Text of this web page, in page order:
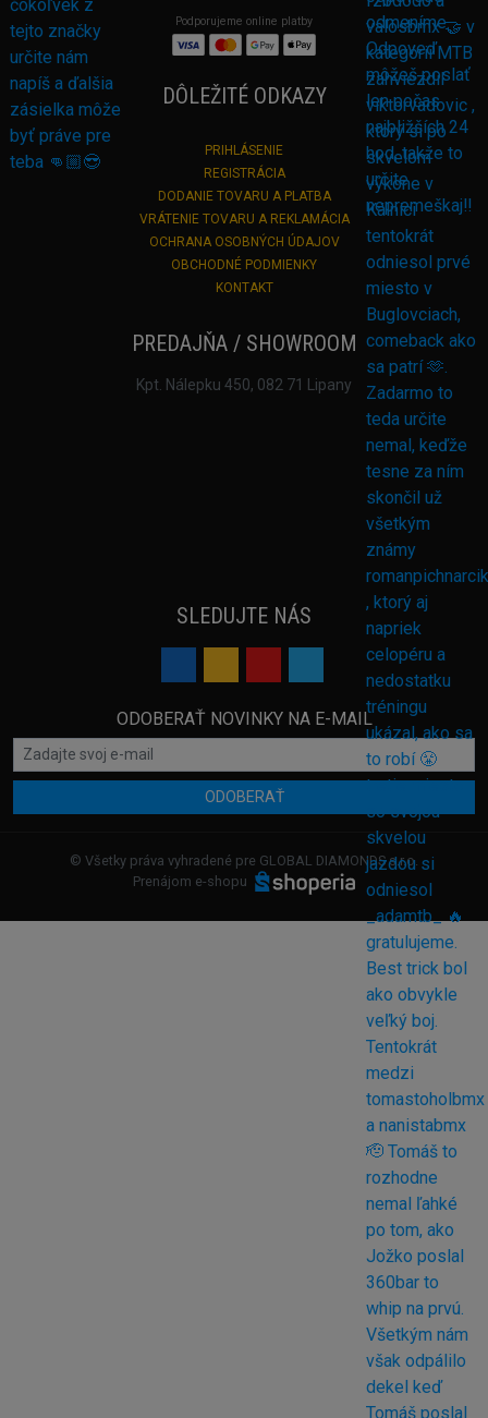
Podporujeme online platby
DÔLEŽITÉ ODKAZY
PRIHLÁSENIE
REGISTRÁCIA
DODANIE TOVARU A PLATBA
VRÁTENIE TOVARU A REKLAMÁCIA
OCHRANA OSOBNÝCH ÚDAJOV
OBCHODNÉ PODMIENKY
KONTAKT
PREDAJŇA / SHOWROOM
Kpt. Nálepku 450, 082 71 Lipany
SLEDUJTE NÁS
ODOBERAŤ NOVINKY NA E-MAIL
ODOBERAŤ
© Všetky práva vyhradené pre GLOBAL DIAMONDS s.r.o.
Prenájom e-shopu